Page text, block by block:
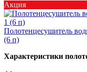
Акция
Полотенцесушитель
(6 п)
Характеристики